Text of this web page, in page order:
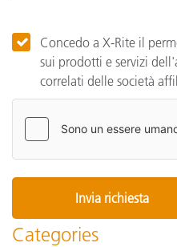
Concedo a X-Rite il
sui prodotti e servizi
correlati delle società
Categories